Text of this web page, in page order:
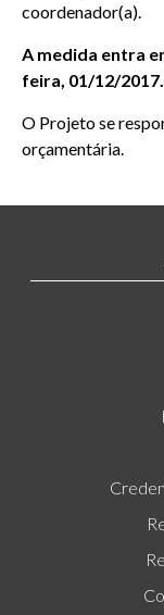
coordenador(a).
A medida entra
feira, 01/12/2017.
O Projeto se
orçamentária.